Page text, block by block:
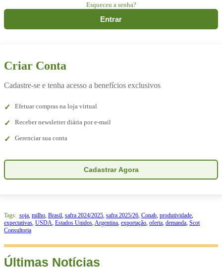
Esqueceu a senha?
Entrar
Criar Conta
Cadastre-se e tenha acesso a benefícios exclusivos
Efetuar compras na loja virtual
Receber newsletter diária por e-mail
Gerenciar sua conta
Cadastrar Agora
Tags: soja, milho, Brasil, safra 2024/2025, safra 2025/26, Conab, produtividade,
expectativas, USDA, Estados Unidos,Argentina, exportação, oferta, demanda, Scot
Consultoria
Últimas Notícias